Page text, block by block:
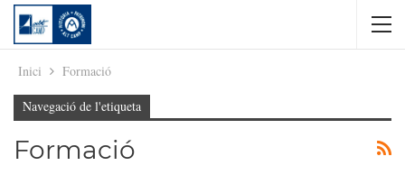
Inici Formació
Navegació de l'etiqueta
Formació